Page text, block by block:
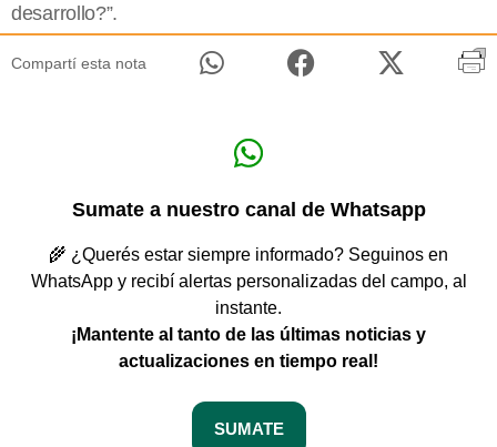
desarrollo?”.
Compartí esta nota
Sumate a nuestro canal de Whatsapp
🌾 ¿Querés estar siempre informado? Seguinos en
WhatsApp y recibí alertas personalizadas del campo, al
instante.
¡Mantente al tanto de las últimas noticias y
actualizaciones en tiempo real!
SUMATE